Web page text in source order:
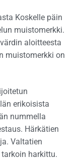
Koskelle päin
muistomerkki.
aloitteesta
muistomerkki on
erikoisista
nummella
Härkätien
Valtatien
harkittu.